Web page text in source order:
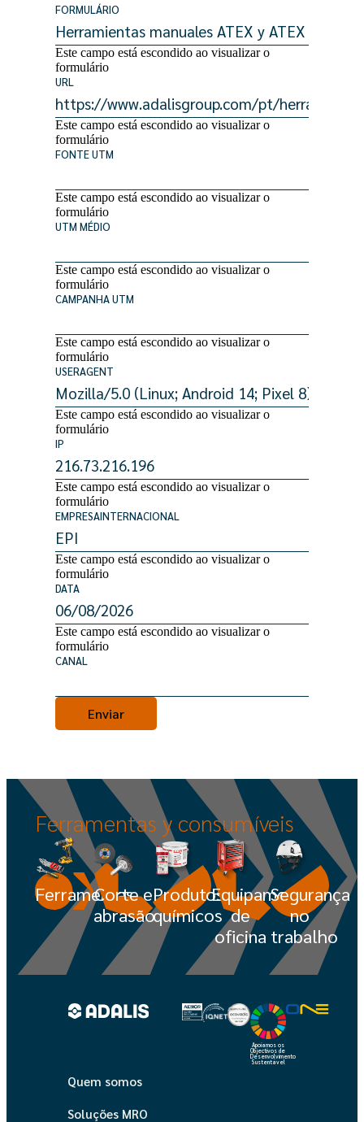
FORMULÁRIO
Este campo está escondido ao visualizar o
formulário
URL
Este campo está escondido ao visualizar o
formulário
FONTE UTM
Este campo está escondido ao visualizar o
formulário
UTM MÉDIO
Este campo está escondido ao visualizar o
formulário
CAMPANHA UTM
Este campo está escondido ao visualizar o
formulário
USERAGENT
Este campo está escondido ao visualizar o
formulário
IP
Este campo está escondido ao visualizar o
formulário
EMPRESAINTERNACIONAL
Este campo está escondido ao visualizar o
formulário
DATA
Este campo está escondido ao visualizar o
formulário
CANAL
Ferramentas y consumíveis
Ferramentas
Corte e
abrasão
Produtos
químicos
Equipamento
de
oficina
Segurança
no
trabalho
Apoiamos os
Objectivos de
Desenvolvimento
Sustentável
Quem somos
Soluções MRO